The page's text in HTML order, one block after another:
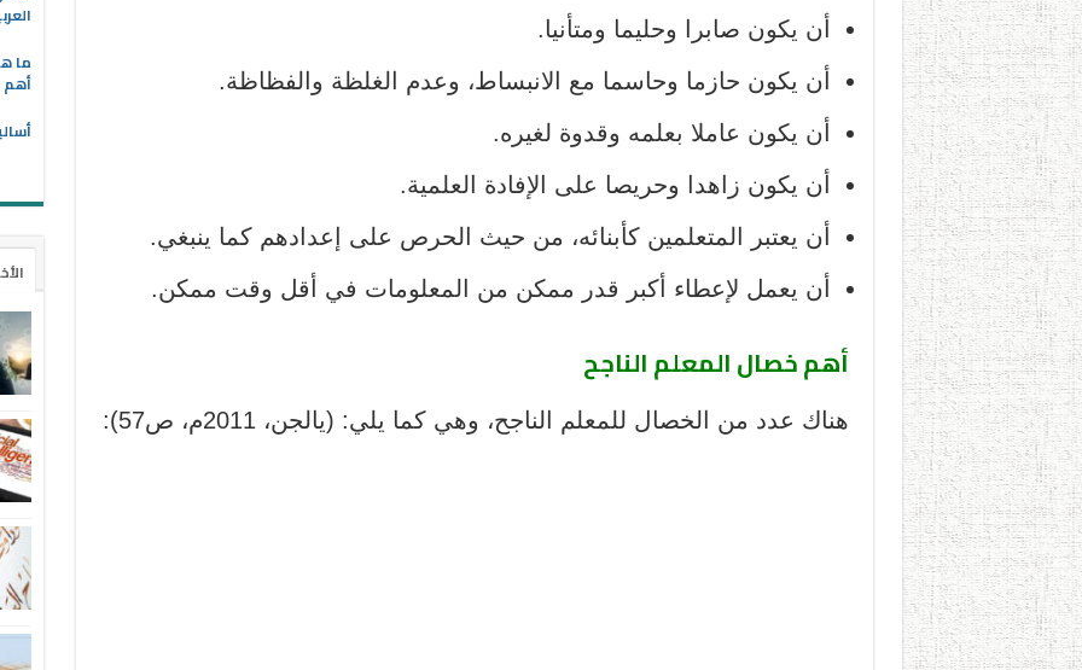
أن يكون صابرا وحليما ومتأنيا.
أن يكون حازما وحاسما مع الانبساط، وعدم الغلظة والفظاظة.
أن يكون عاملا بعلمه وقدوة لغيره.
أن يكون زاهدا وحريصا على الإفادة العلمية.
أن يعتبر المتعلمين كأبنائه، من حيث الحرص على إعدادهم كما ينبغي.
أن يعمل لإعطاء أكبر قدر ممكن من المعلومات في أقل وقت ممكن.
أهم خصال المعلم الناجح
هناك عدد من الخصال للمعلم الناجح، وهي كما يلي: (يالجن، 2011م، ص57):
ما
أهم